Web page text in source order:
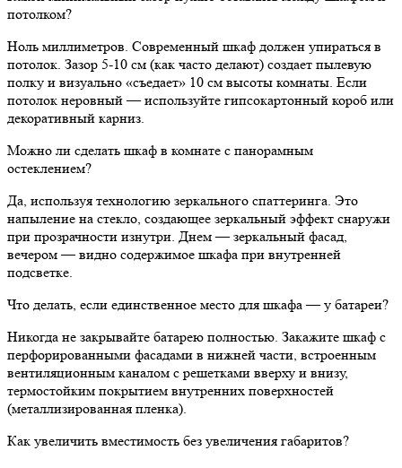
потолком?
Ноль миллиметров. Современный шкаф должен упираться в
потолок. Зазор 5-10 см (как часто делают) создает пылевую
полку и визуально «съедает» 10 см высоты комнаты. Если
потолок неровный — используйте гипсокартонный короб или
декоративный карниз.
Можно ли сделать шкаф в комнате с панорамным
остеклением?
Да, используя технологию зеркального спаттеринга. Это
напыление на стекло, создающее зеркальный эффект снаружи
при прозрачности изнутри. Днем — зеркальный фасад,
вечером — видно содержимое шкафа при внутренней
подсветке.
Что делать, если единственное место для шкафа — у батареи?
Никогда не закрывайте батарею полностью. Закажите шкаф с
перфорированными фасадами в нижней части, встроенным
вентиляционным каналом с решетками вверху и внизу,
термостойким покрытием внутренних поверхностей
(металлизированная пленка).
Как увеличить вместимость без увеличения габаритов?